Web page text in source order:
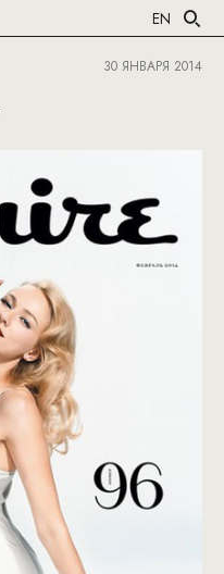
EN
30 ЯНВАРЯ 2014